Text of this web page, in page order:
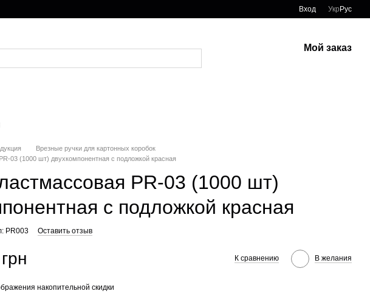
Вход Укр Рус
Мой заказ
Врезные ручки для картонных коробок
03 (1000 шт) двухкомпонентная с подложкой красная
PR-03 (1000 шт)
с подложкой красная
PR003 Оставить отзыв
К сравнению В желания
накопительной скидки